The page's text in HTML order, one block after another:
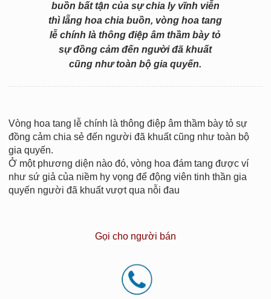
buồn bất tận của sự chia ly vĩnh viễn
thì lẵng hoa chia buồn, vòng hoa tang
lễ chính là thông điệp âm thầm bày tỏ
sự đồng cảm đến người đã khuất
cũng như toàn bộ gia quyến.
Vòng hoa tang lễ chính là thông điệp âm thầm bày tỏ sự
đồng cảm chia sẻ đến người đã khuất cũng như toàn bộ
gia quyến.
Ở một phương diện nào đó, vòng hoa đám tang được ví
như sứ giả của niềm hy vọng để động viên tinh thần gia
quyến người đã khuất vượt qua nỗi đau
Gọi cho người bán